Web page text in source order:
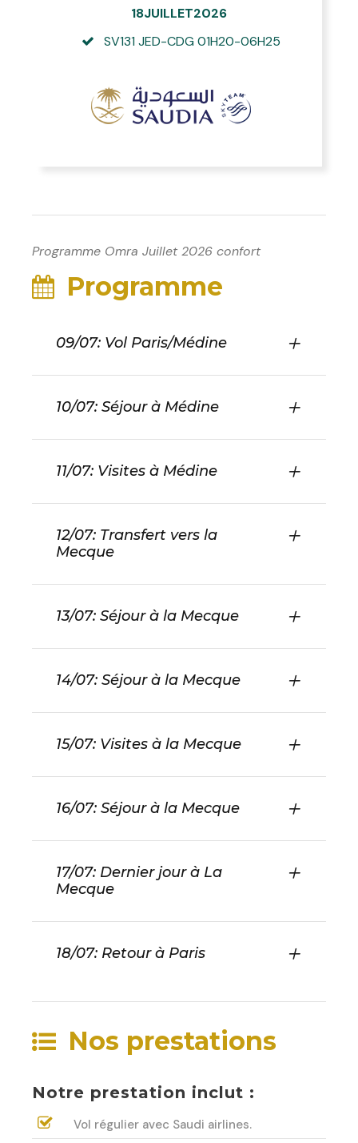
18JUILLET2026
SV131 JED-CDG 01H20-06H25
Programme Omra Juillet 2026 confort
Programme
09/07: Vol Paris/Médine
10/07: Séjour à Médine
11/07: Visites à Médine
12/07: Transfert vers la
Mecque
13/07: Séjour à la Mecque
14/07: Séjour à la Mecque
15/07: Visites à la Mecque
16/07: Séjour à la Mecque
17/07: Dernier jour à La
Mecque
18/07: Retour à Paris
Nos prestations
Notre prestation inclut :
Vol régulier avec Saudi airlines.